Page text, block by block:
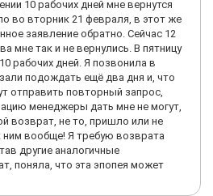
10 рабочих дней мне вернутся
во вторник 21 февраля, в этот же
заявление обратно. Сейчас 12
мне так и не вернулись. В пятницу
рабочих дней. Я позвонила в
подождать ещё два дня и, что
отправить повторный запрос,
менеджеры дать мне не могут,
возврат, не то, пришло или не
вообще! Я требую возврата
другие аналогичные
поняла, что эта эпопея может